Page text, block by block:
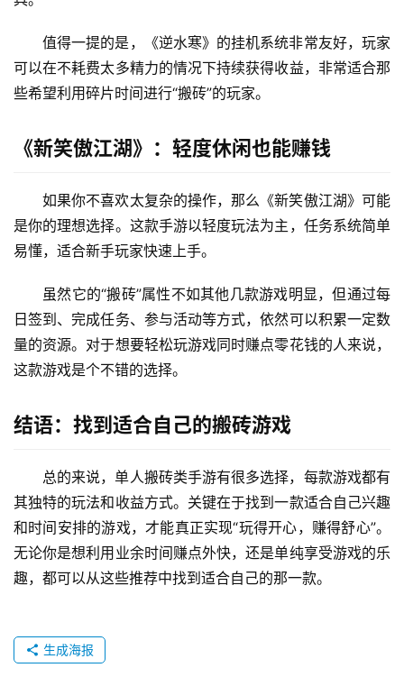
值得一提的是，《逆水寒》的挂机系统非常友好，玩家
可以在不耗费太多精力的情况下持续获得收益，非常适合那
些希望利用碎片时间进行“搬砖”的玩家。
《新笑傲江湖》：轻度休闲也能赚钱
如果你不喜欢太复杂的操作，那么《新笑傲江湖》可能
是你的理想选择。这款手游以轻度玩法为主，任务系统简单
易懂，适合新手玩家快速上手。
虽然它的“搬砖”属性不如其他几款游戏明显，但通过每
日签到、完成任务、参与活动等方式，依然可以积累一定数
量的资源。对于想要轻松玩游戏同时赚点零花钱的人来说，
这款游戏是个不错的选择。
结语：找到适合自己的搬砖游戏
总的来说，单人搬砖类手游有很多选择，每款游戏都有
其独特的玩法和收益方式。关键在于找到一款适合自己兴趣
和时间安排的游戏，才能真正实现“玩得开心，赚得舒心”。
无论你是想利用业余时间赚点外快，还是单纯享受游戏的乐
趣，都可以从这些推荐中找到适合自己的那一款。
生成海报